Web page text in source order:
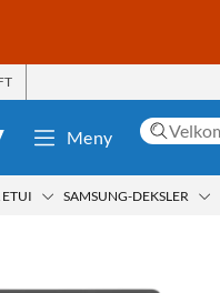
Meny
SAMSUNG-DEKSLER